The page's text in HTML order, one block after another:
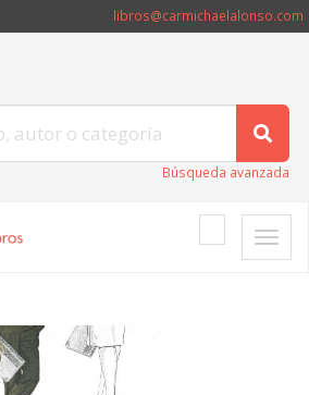
libros@carmichaelalonso.com
Búsqueda avanzada
Toggle